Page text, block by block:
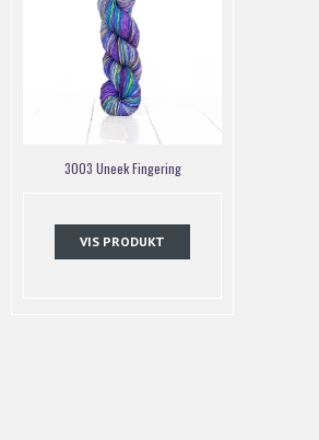
3003 Uneek Fingering
VIS PRODUKT